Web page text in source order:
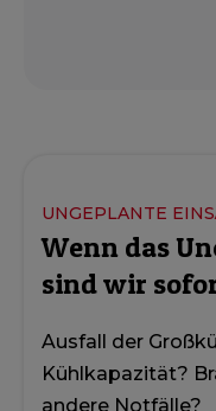
UNGEPLANTE
Wenn das
sind wir
Ausfall der
Kühlkapazität?
andere Notfälle?